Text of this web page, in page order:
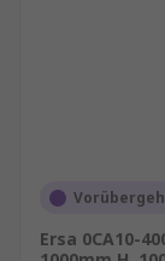
Ersa 0CA10-